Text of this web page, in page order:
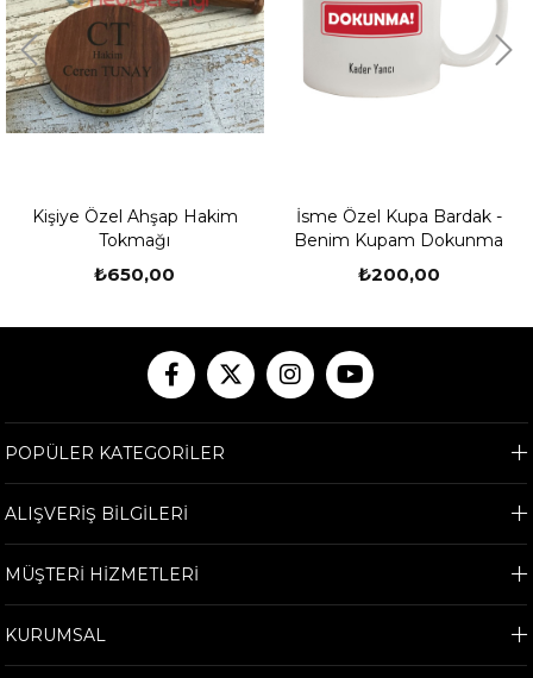
Kişiye Özel Ahşap Hakim
Tokmağı
₺650,00
İsme Özel Kupa Bardak -
Benim Kupam Dokunma
₺200,00
POPÜLER KATEGORİLER
ALIŞVERİŞ BİLGİLERİ
MÜŞTERİ HİZMETLERİ
KURUMSAL